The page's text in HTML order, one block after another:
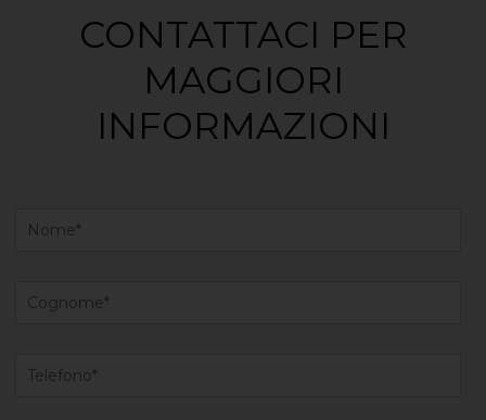
CONTATTACI PER
MAGGIORI
INFORMAZIONI